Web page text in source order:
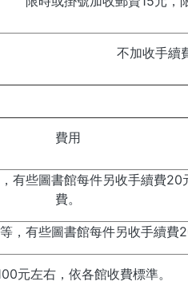
不加收手續
費用
有些圖書館每件另收手續費20
費。
，有些圖書館每件另收手續費
元左右，依各館收費標準。